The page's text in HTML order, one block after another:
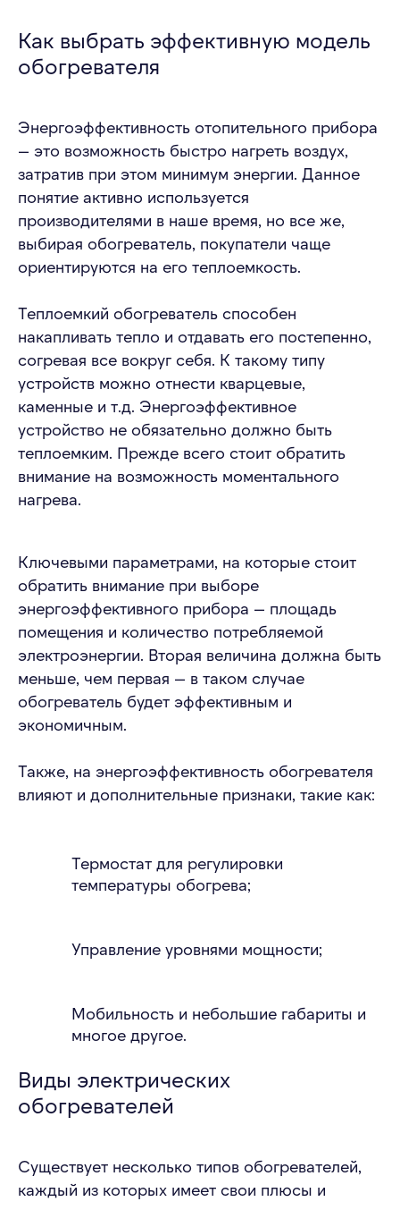
Как выбрать эффективную модель
обогревателя
Энергоэффективность отопительного прибора
— это возможность быстро нагреть воздух,
затратив при этом минимум энергии. Данное
понятие активно используется
производителями в наше время, но все же,
выбирая обогреватель, покупатели чаще
ориентируются на его теплоемкость.
Теплоемкий обогреватель способен
накапливать тепло и отдавать его постепенно,
согревая все вокруг себя. К такому типу
устройств можно отнести кварцевые,
каменные и т.д. Энергоэффективное
устройство не обязательно должно быть
теплоемким. Прежде всего стоит обратить
внимание на возможность моментального
нагрева.
Ключевыми параметрами, на которые стоит
обратить внимание при выборе
энергоэффективного прибора — площадь
помещения и количество потребляемой
электроэнергии. Вторая величина должна быть
меньше, чем первая — в таком случае
обогреватель будет эффективным и
экономичным.
Также, на энергоэффективность обогревателя
влияют и дополнительные признаки, такие как:
Термостат для регулировки
температуры обогрева;
Управление уровнями мощности;
Мобильность и небольшие габариты и
многое другое.
Виды электрических
обогревателей
Существует несколько типов обогревателей,
каждый из которых имеет свои плюсы и